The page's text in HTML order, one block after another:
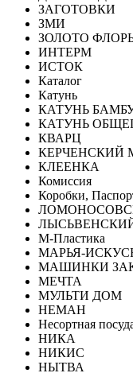
ЗАГОТОВКИ
ЗМИ
ЗОЛОТО
ИНТЕРМ
ИСТОК
Каталог
Катунь
КАТУНЬ
КАТУНЬ
КВАРЦ
КЕРЧЕНСКИЙ
КЛЕЕНКА
Комиссия
Коробки,
М-Пластика
МАРЬЯ-
МАШИНКИ
МЕЧТА
МУЛЬТИ ДОМ
НЕМАН
Несортная
НИКА
НИКИС
НЫТВА